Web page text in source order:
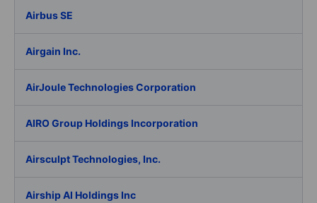
Airbus SE
Airgain Inc.
AirJoule Technologies Corporation
AIRO Group Holdings Incorporation
Airsculpt Technologies, Inc.
Airship AI Holdings Inc